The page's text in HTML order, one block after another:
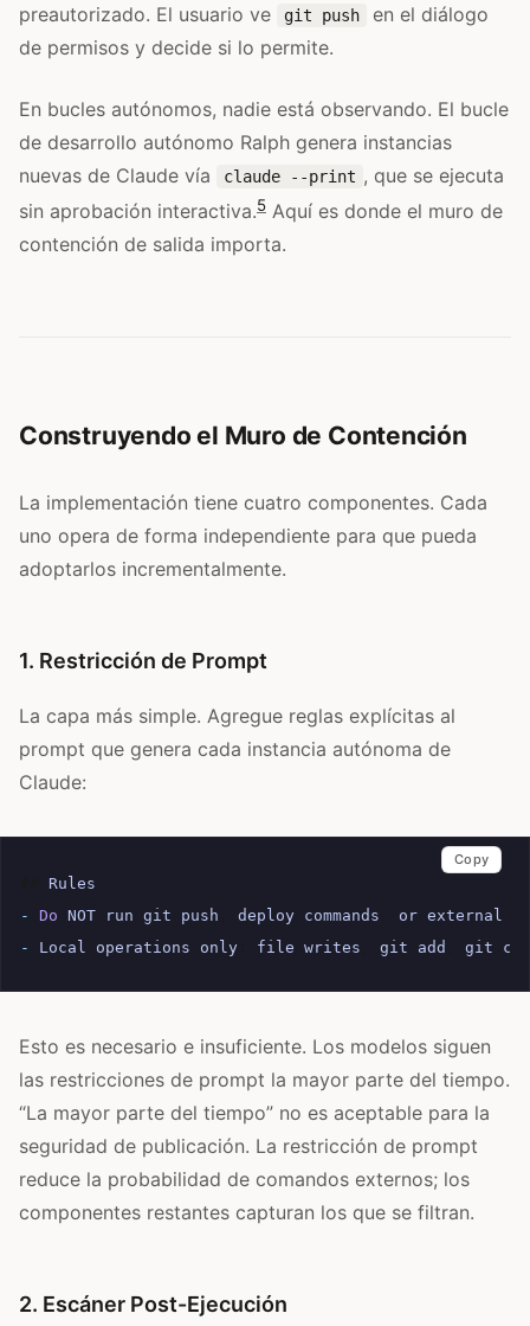
preautorizado. El usuario ve
git push
en el diálogo
de permisos y decide si lo permite.
En bucles autónomos, nadie está observando. El bucle
de desarrollo autónomo Ralph genera instancias
nuevas de Claude vía
claude --print , que se ejecuta
sin aprobación interactiva.5 Aquí es donde el muro de
contención de salida importa.
Construyendo el Muro de Contención
La implementación tiene cuatro componentes. Cada
uno opera de forma independiente para que pueda
adoptarlos incrementalmente.
1. Restricción de Prompt
La capa más simple. Agregue reglas explícitas al
prompt que genera cada instancia autónoma de
Claude:
Rules
-
Do NOT run git push deploy commands or external
-
Local operations only file writes git add git
Copy
Esto es necesario e insuficiente. Los modelos siguen
las restricciones de prompt la mayor parte del tiempo.
“La mayor parte del tiempo” no es aceptable para la
seguridad de publicación. La restricción de prompt
reduce la probabilidad de comandos externos; los
componentes restantes capturan los que se filtran.
2. Escáner Post-Ejecución